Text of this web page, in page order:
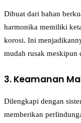
Dibuat dari bahan
harmonika memiliki
korosi. Ini
mudah rusak meskipun
3. Keamanan
Dilengkapi dengan
memberikan